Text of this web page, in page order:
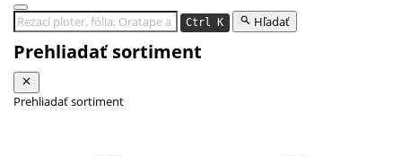
Ctrl K Hľadať
Prehliadať sortiment
Prehliadať sortiment